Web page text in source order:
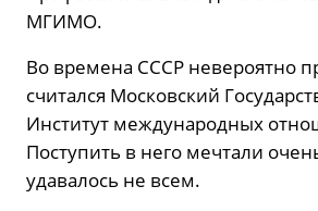
МГИМО.
Во времена СССР невероятно
считался Московский
Институт международных
Поступить в него мечтали
удавалось не всем.